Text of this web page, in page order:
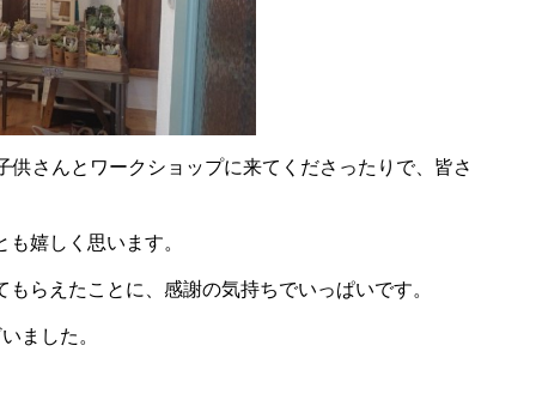
さんとワークショップに来てくださったりで、皆さ
嬉しく思います。
らえたことに、感謝の気持ちでいっぱいです。
ました。